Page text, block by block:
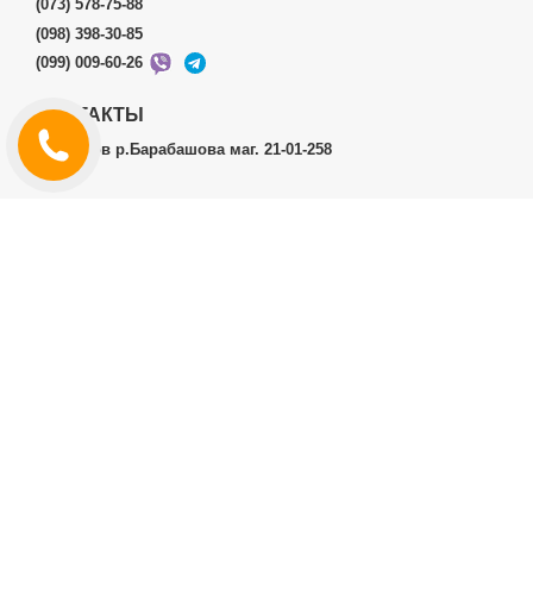
(073) 578-75-88
(098) 398-30-85
(099) 009-60-26
КОНТАКТЫ
г.Харьков р.Барабашова маг. 21-01-258